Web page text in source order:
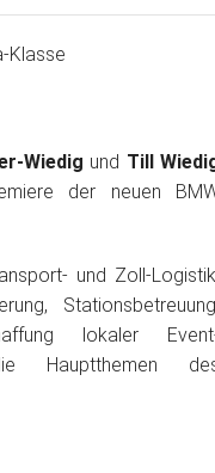
Klasse
Wiedig und Till
der neuen
und Zoll-
lokaler
Hauptthemen